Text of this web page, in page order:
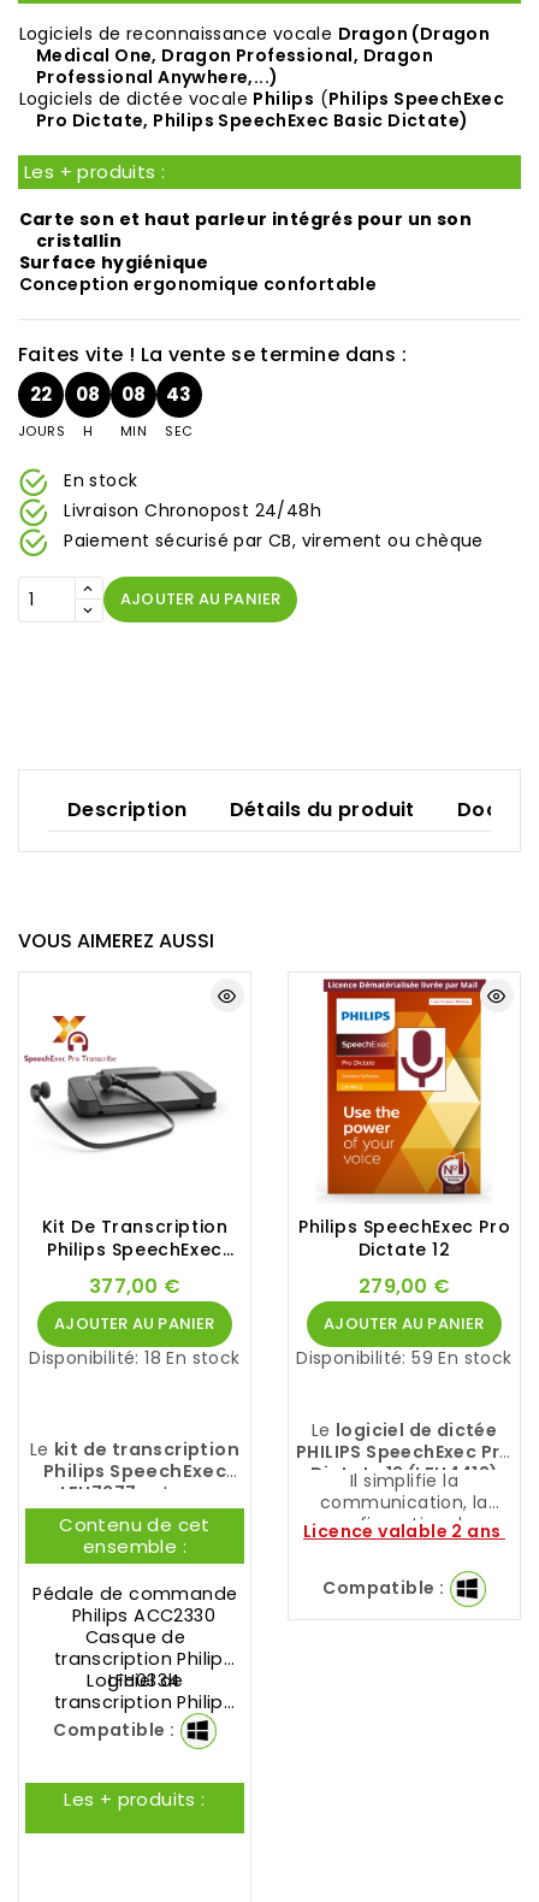
Logiciels de reconnaissance vocale Dragon (Dragon
Medical One, Dragon Professional, Dragon
Professional Anywhere,...)
Logiciels de dictée vocale Philips (Philips SpeechExec
Pro Dictate, Philips SpeechExec Basic Dictate)
Les + produits :
Carte son et haut parleur intégrés pour un son
cristallin
Surface hygiénique
Conception ergonomique confortable
Faites vite ! La vente se termine dans :
22
JOURS
08
H
08
MIN
42
SEC
En stock
Livraison Chronopost 24/48h
Paiement sécurisé par CB, virement ou chèque
AJOUTER AU PANIER
Description Détails du produit
VOUS AIMEREZ AUSSI
Kit De Transcription
Philips SpeechExec
LFH7277
377,00 €
AJOUTER AU PANIER
Disponibilité:18 En stock
Le kit de transcription
Philips SpeechExec
LFH7277 est une
solution de création de
documents
numériques,
conçue pour rendre la
transcription simple et
intuitive.
Contenu de cet
ensemble :
Pédale de commande
Philips ACC2330
Casque de
transcription Philips
LFH0334
Logiciel de
transcription Philips
SpeechExec Pro
Transcribe
(valable 2
Compatible :
Les + produits :
Philips SpeechExec Pro
Dictate 12
279,00 €
AJOUTER AU PANIER
Disponibilité:59 En stock
Le logiciel de dictée
PHILIPS SpeechExec Pro
Dictate 12 (LFH4412)
permet de relier
dicteurs et
transcripteurs.
Il simplifie la
communication, la
configuration des
paramètres de flux de
travail individuels et la
flexibilité d'organisation
pour un gain de temps
Licence valable 2 ans
Compatible :